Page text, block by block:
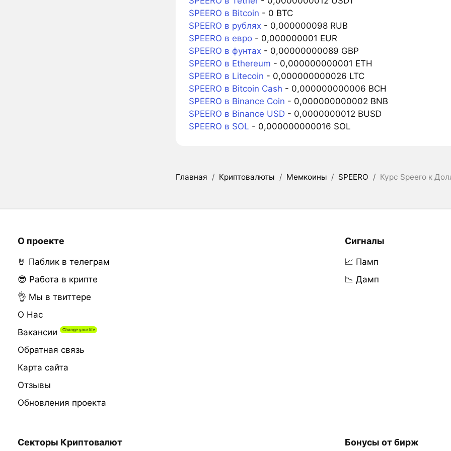
SPEERO в Bitcoin - 0 BTC
SPEERO в рублях- 0,000000098 RUB
SPEERO в евро- 0,000000001 EUR
SPEERO в фунтах- 0,00000000089 GBP
SPEERO в Ethereum - 0,000000000001 ETH
SPEERO в Litecoin - 0,000000000026 LTC
SPEERO в Bitcoin Cash - 0,000000000006 BCH
SPEERO в Binance Coin - 0,000000000002 BNB
SPEERO в Binance USD- 0,0000000012 BUSD
SPEERO в SOL - 0,000000000016 SOL
Главная / Криптовалюты / Мемкоины / SPEERO / Курс Speero к
О проекте
🤘 Паблик в телеграм
😎 Работа в крипте
👌 Мы в твиттере
О Нас
Вакансии
Обратная связь
Карта сайта
Отзывы
Обновления проекта
Сигналы
📈 Памп
📉 Дамп
Секторы Криптовалют Бонусы от бирж